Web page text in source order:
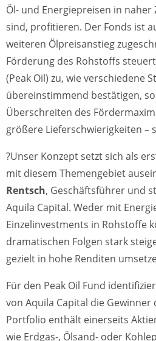
Öl- und Energiepreisen in
sind, profitieren. Der Fonds ist
weiteren Ölpreisanstieg
Förderung des Rohstoffs
(Peak Oil) zu, wie verschiedene
übereinstimmend bestätigen,
Überschreiten des
größere Lieferschwierigkeiten –
?Unser Konzept setzt sich als
mit diesem Themengebiet
Rentsch, Geschäftsführer und
Aquila Capital. Weder mit
Einzelinvestments in Rohstoffe
dramatischen Folgen stark
gezielt in hohe Renditen
Für den Peak Oil Fund
von Aquila Capital die Gewinner
Portfolio enthält einerseits
wie Erdgas-, Ölsand- oder